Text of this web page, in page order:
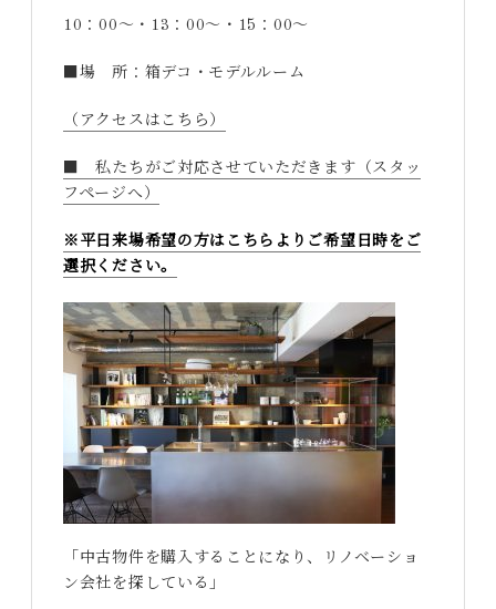
10：00～・13：00～・15：00～
■場 所：箱デコ・モデルルーム
（アクセスはこちら）
■ 私たちがご対応させていただきます（スタッ
フページへ）
※平日来場希望の方はこちらよりご希望日時をご
選択ください。
「中古物件を購入することになり、リノベーショ
ン会社を探している」